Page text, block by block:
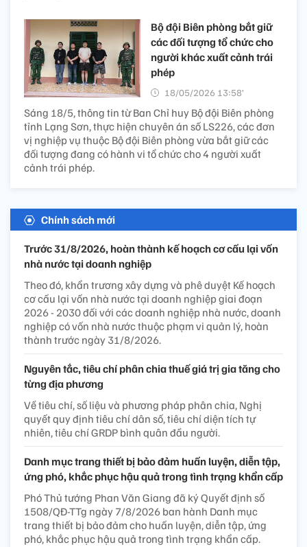
Bộ đội Biên phòng bắt giữ
các đối tượng tổ chức cho
người khác xuất cảnh trái
phép
18/05/2026 13:58’
Sáng 18/5, thông tin từ Ban Chỉ huy Bộ đội Biên phòng
tỉnh Lạng Sơn, thực hiện chuyên án số LS226, các đơn
vị nghiệp vụ thuộc Bộ đội Biên phòng vừa bắt giữ các
đối tượng đang có hành vi tổ chức cho 4 người xuất
cảnh trái phép.
Chính sách mới
Trước 31/8/2026, hoàn thành kế hoạch cơ cấu lại vốn
nhà nước tại doanh nghiệp
Theo đó, khẩn trương xây dựng và phê duyệt Kế hoạch
cơ cấu lại vốn nhà nước tại doanh nghiệp giai đoạn
2026 - 2030 đối với các doanh nghiệp nhà nước, doanh
nghiệp có vốn nhà nước thuộc phạm vi quản lý, hoàn
thành trước ngày 31/8/2026.
Nguyên tắc, tiêu chí phân chia thuế giá trị gia tăng cho
từng địa phương
Về tiêu chí, số liệu và phương pháp phân chia, Nghị
quyết quy định tiêu chí dân số, tiêu chí diện tích tự
nhiên, tiêu chí GRDP bình quân đầu người.
Danh mục trang thiết bị bảo đảm huấn luyện, diễn tập,
ứng phó, khắc phục hậu quả trong tình trạng khẩn cấp
Phó Thủ tướng Phan Văn Giang đã ký Quyết định số
1508/QĐ-TTg ngày 7/8/2026 ban hành Danh mục
trang thiết bị bảo đảm cho huấn luyện, diễn tập, ứng
phó, khắc phục hậu quả trong tình trạng khẩn cấp.